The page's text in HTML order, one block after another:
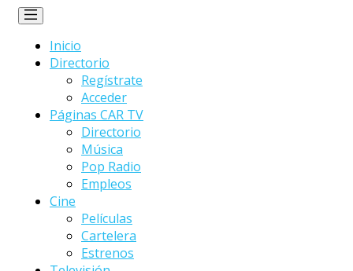
Inicio
Directorio
Regístrate
Acceder
Páginas CAR TV
Directorio
Música
Pop Radio
Empleos
Cine
Películas
Cartelera
Estrenos